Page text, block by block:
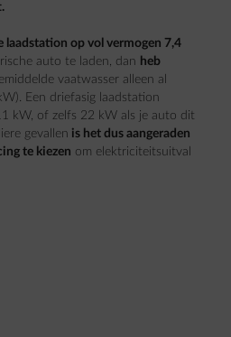
laadstation op vol vermogen 7,4
auto te laden, dan heb
vaatwasser alleen al
Een driefasig laadstation
kW, of zelfs 22 kW als je auto dit
gevallen is het dus aangeraden
te kiezen om elektriciteitsuitval